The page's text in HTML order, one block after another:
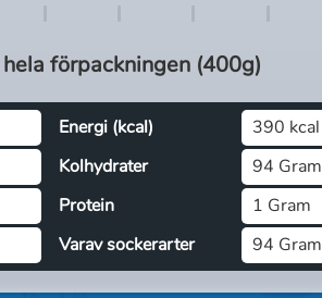
hela förpackningen (400g)
Energi (kcal)
390 kcal
Kolhydrater
94 Gram
Protein
1 Gram
Varav sockerarter 94 Gram